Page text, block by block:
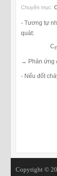
Chuyên mục:
- Tương tự
quát:
Cn
→ Phản ứng
- Nếu đốt
Copyright ©